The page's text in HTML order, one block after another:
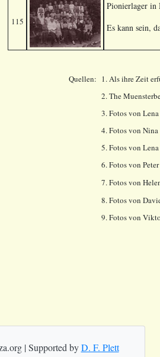
115
Pionierlager in
Es kann sein,
Quellen: 1. Als ihre Zeit
2. The
3. Fotos von
4. Fotos von
5. Fotos von
6. Fotos von Peter
7. Fotos von
8. Fotos von
9. Fotos von
| Supported byD. F. Plett